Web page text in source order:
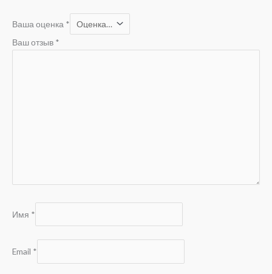
Ваша оценка *
Ваш отзыв *
Имя *
Email *